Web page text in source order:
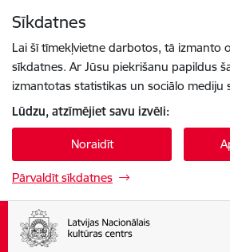
Sīkdatnes
Lai šī tīmekļvietne darbotos, tā izmanto
sīkdatnes. Ar Jūsu piekrišanu papildus
izmantotas statistikas un sociālo mediju
Lūdzu, atzīmējiet savu izvēli:
Noraidīt
Pārvaldīt sīkdatnes